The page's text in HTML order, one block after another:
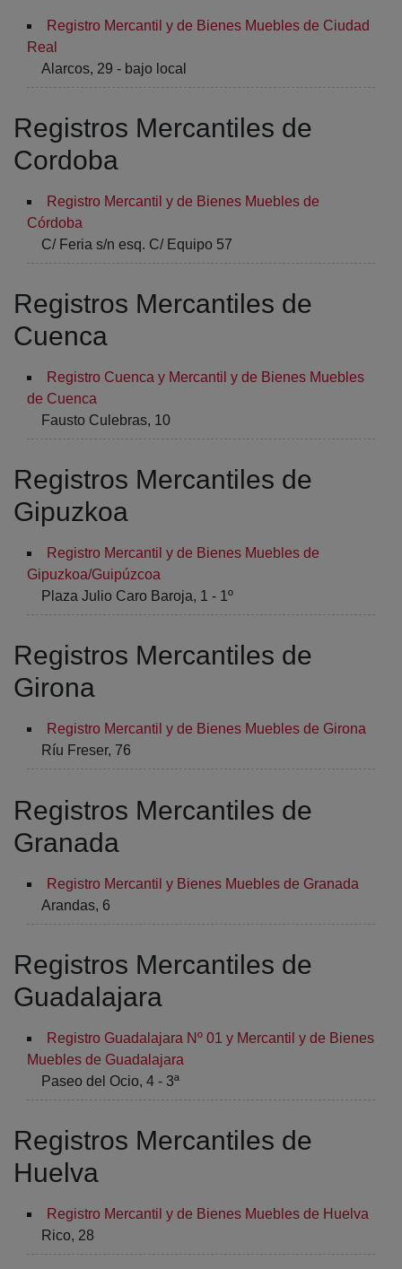
Registro Mercantil y de Bienes Muebles de Ciudad
Real
Alarcos, 29 - bajo local
Registros Mercantiles de
Cordoba
Registro Mercantil y de Bienes Muebles de
Córdoba
C/ Feria s/n esq. C/ Equipo 57
Registros Mercantiles de
Cuenca
Registro Cuenca y Mercantil y de Bienes Muebles
de Cuenca
Fausto Culebras, 10
Registros Mercantiles de
Gipuzkoa
Registro Mercantil y de Bienes Muebles de
Gipuzkoa/Guipúzcoa
Plaza Julio Caro Baroja, 1 - 1º
Registros Mercantiles de
Girona
Registro Mercantil y de Bienes Muebles de Girona
Ríu Freser, 76
Registros Mercantiles de
Granada
Registro Mercantil y Bienes Muebles de Granada
Arandas, 6
Registros Mercantiles de
Guadalajara
Registro Guadalajara Nº 01 y Mercantil y de Bienes
Muebles de Guadalajara
Paseo del Ocio, 4 - 3ª
Registros Mercantiles de
Huelva
Registro Mercantil y de Bienes Muebles de Huelva
Rico, 28